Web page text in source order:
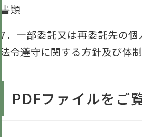
書類
7．一部委託又は再委託先の
法令遵守に関する方針及び体
PDFファイルをご